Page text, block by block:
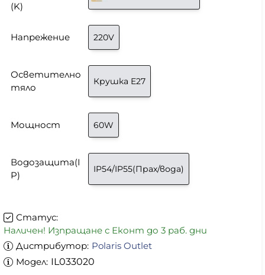
Статус:
Наличен! Изпращане с Еконт до 3 раб. дни
Дистрибутор: Polaris Outlet
Модел: IL033020
(K)
Напрежение 220V
Осветително
тяло
Крушка E27
Мощност 60W
Водозащита(I
P)
IP54/IP55(Прах/вода)